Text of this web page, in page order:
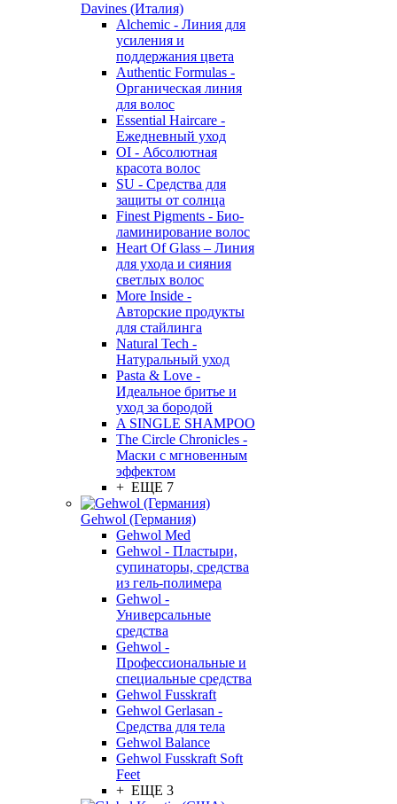
Davines (Италия)
Alchemic - Линия для
усиления и
поддержания цвета
Authentic Formulas -
Органическая линия
для волос
Essential Haircare -
Eжедневный уход
OI - Абсолютная
красота волос
SU - Средства для
защиты от солнца
Finest Pigments - Био-
ламинирование волос
Heart Of Glass – Линия
для ухода и сияния
светлых волос
More Inside -
Авторские продукты
для стайлинга
Natural Tech -
Натуральный уход
Pasta & Love -
Идеальное бритье и
уход за бородой
A SINGLE SHAMPOO
The Circle Chronicles -
Маски с мгновенным
эффектом
+ ЕЩЕ 7
Gehwol (Германия)
Gehwol Med
Gehwol - Пластыри,
супинаторы, средства
из гель-полимера
Gehwol -
Универсальные
средства
Gehwol -
Профессиональные и
специальные средства
Gehwol Fusskraft
Gehwol Gerlasan -
Средства для тела
Gehwol Balance
Gehwol Fusskraft Soft
Feet
+ ЕЩЕ 3